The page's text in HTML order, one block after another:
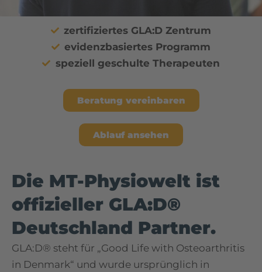
zertifiziertes GLA:D Zentrum
evidenzbasiertes Programm
speziell geschulte Therapeuten
Beratung vereinbaren
Ablauf ansehen
Die MT-Physiowelt ist
offizieller GLA:D®
Deutschland Partner.
GLA:D® steht für „Good Life with Osteoarthritis
in Denmark“ und wurde ursprünglich in